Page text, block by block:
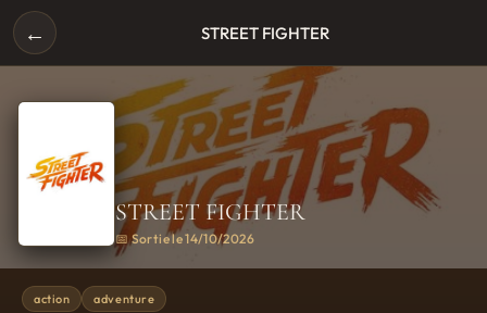
← STREET FIGHTER
STREET FIGHTER
📅 Sortie le 14/10/2026
action adventure